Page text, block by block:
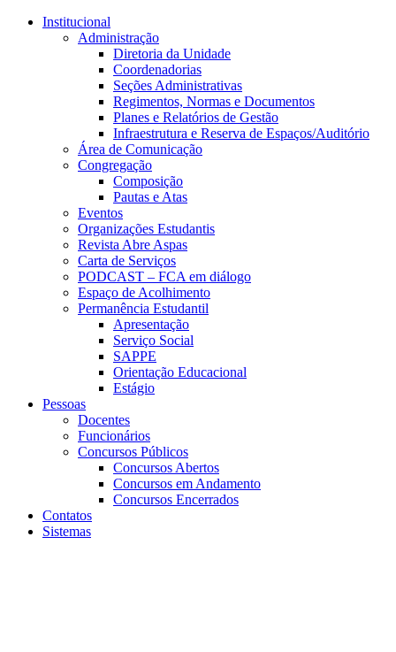
Conteúdo principal
Institucional
Administração
Diretoria da Unidade
Coordenadorias
Seções Administrativas
Regimentos, Normas e Documentos
Planes e Relatórios de Gestão
Infraestrutura e Reserva de Espaços/Auditório
Área de Comunicação
Congregação
Composição
Pautas e Atas
Eventos
Organizações Estudantis
Revista Abre Aspas
Carta de Serviços
PODCAST – FCA em diálogo
Espaço de Acolhimento
Permanência Estudantil
Apresentação
Serviço Social
SAPPE
Orientação Educacional
Estágio
Pessoas
Docentes
Funcionários
Concursos Públicos
Concursos Abertos
Concursos em Andamento
Concursos Encerrados
Contatos
Sistemas